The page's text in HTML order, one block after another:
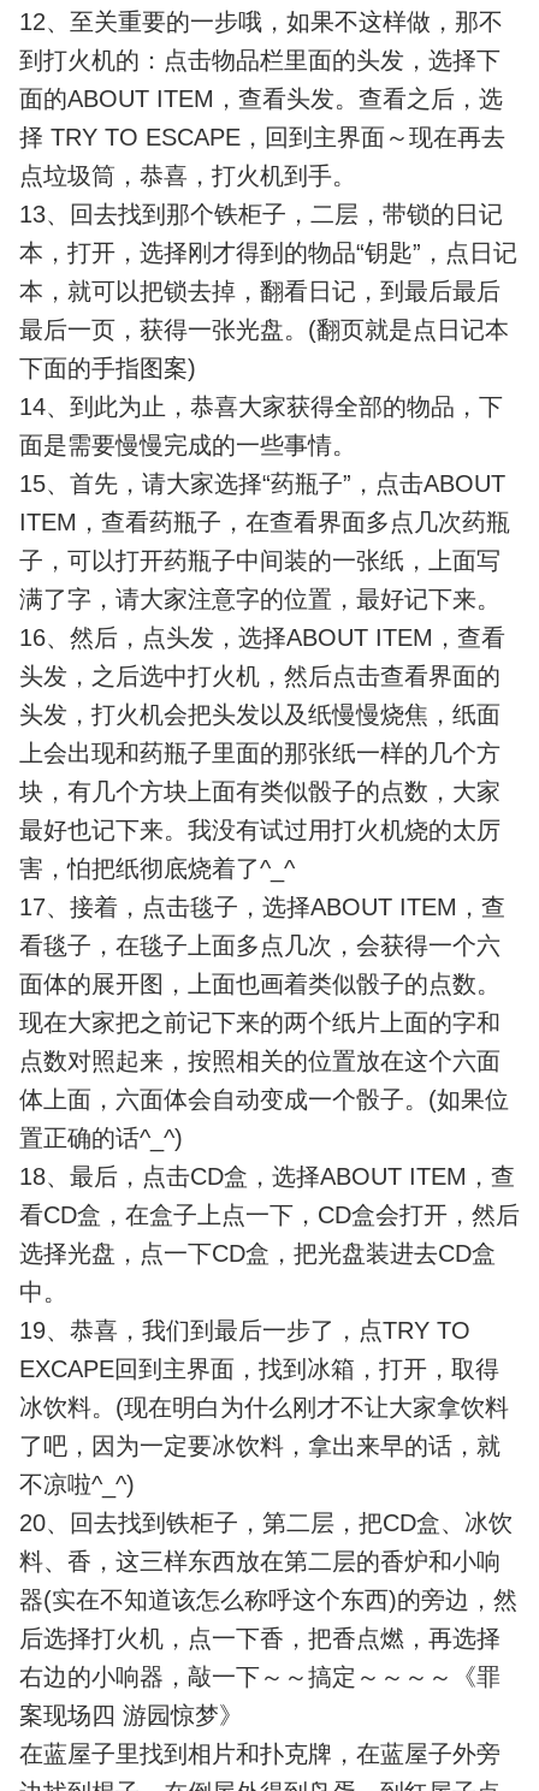
12、至关重要的一步哦，如果不这样做，那不
到打火机的：点击物品栏里面的头发，选择下
面的ABOUT ITEM，查看头发。查看之后，选
择 TRY TO ESCAPE，回到主界面～现在再去
点垃圾筒，恭喜，打火机到手。
13、回去找到那个铁柜子，二层，带锁的日记
本，打开，选择刚才得到的物品“钥匙”，点日记
本，就可以把锁去掉，翻看日记，到最后最后
最后一页，获得一张光盘。(翻页就是点日记本
下面的手指图案)
14、到此为止，恭喜大家获得全部的物品，下
面是需要慢慢完成的一些事情。
15、首先，请大家选择“药瓶子”，点击ABOUT
ITEM，查看药瓶子，在查看界面多点几次药瓶
子，可以打开药瓶子中间装的一张纸，上面写
满了字，请大家注意字的位置，最好记下来。
16、然后，点头发，选择ABOUT ITEM，查看
头发，之后选中打火机，然后点击查看界面的
头发，打火机会把头发以及纸慢慢烧焦，纸面
上会出现和药瓶子里面的那张纸一样的几个方
块，有几个方块上面有类似骰子的点数，大家
最好也记下来。我没有试过用打火机烧的太厉
害，怕把纸彻底烧着了^_^
17、接着，点击毯子，选择ABOUT ITEM，查
看毯子，在毯子上面多点几次，会获得一个六
面体的展开图，上面也画着类似骰子的点数。
现在大家把之前记下来的两个纸片上面的字和
点数对照起来，按照相关的位置放在这个六面
体上面，六面体会自动变成一个骰子。(如果位
置正确的话^_^)
18、最后，点击CD盒，选择ABOUT ITEM，查
看CD盒，在盒子上点一下，CD盒会打开，然后
选择光盘，点一下CD盒，把光盘装进去CD盒
中。
19、恭喜，我们到最后一步了，点TRY TO
EXCAPE回到主界面，找到冰箱，打开，取得
冰饮料。(现在明白为什么刚才不让大家拿饮料
了吧，因为一定要冰饮料，拿出来早的话，就
不凉啦^_^)
20、回去找到铁柜子，第二层，把CD盒、冰饮
料、香，这三样东西放在第二层的香炉和小响
器(实在不知道该怎么称呼这个东西)的旁边，然
后选择打火机，点一下香，把香点燃，再选择
右边的小响器，敲一下～～搞定～～～～《罪
案现场四 游园惊梦》
在蓝屋子里找到相片和扑克牌，在蓝屋子外旁